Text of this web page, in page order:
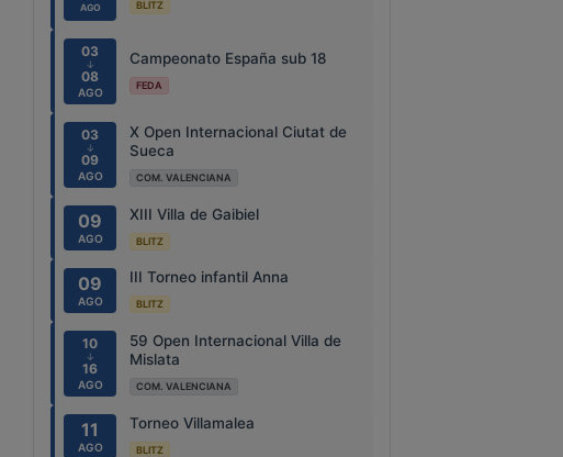
AGO BLITZ
03
↓
08
AGO
Campeonato España sub 18
FEDA
03
↓
09
AGO
X Open Internacional Ciutat de
Sueca
COM. VALENCIANA
09
AGO
XIII Villa de Gaibiel
BLITZ
09
AGO
III Torneo infantil Anna
BLITZ
10
↓
16
AGO
59 Open Internacional Villa de
Mislata
COM. VALENCIANA
11
AGO
Torneo Villamalea
BLITZ